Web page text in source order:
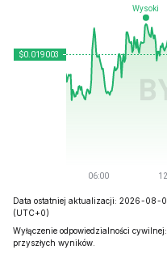
Data ostatniej aktualizacji: 2026-08-
(UTC+0)
Wyłączenie odpowiedzialności
przyszłych wyników.